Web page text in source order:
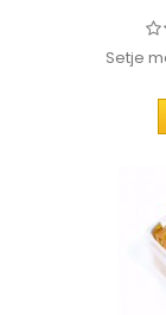
Setje